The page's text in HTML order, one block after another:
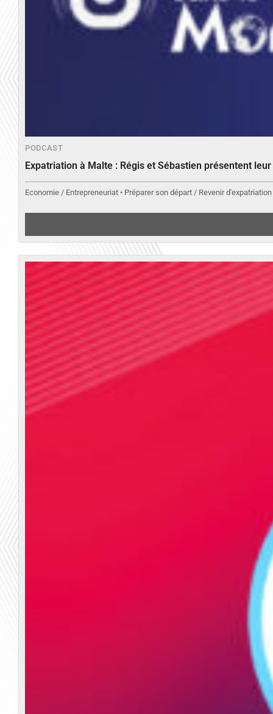
PODCAST
Expatriation à Malte : Régis et Sébastien présentent
Economie / Entrepreneuriat • Préparer son départ / Revenir d'expatriation